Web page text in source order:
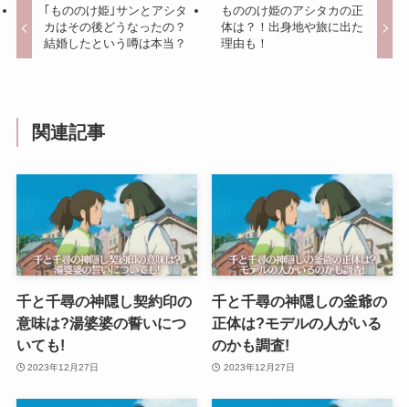
｢もののけ姫｣サンとアシタ
カはその後どうなったの？
結婚したという噂は本当？
もののけ姫のアシタカの正
体は？！出身地や旅に出た
理由も！
関連記事
千と千尋の神隠し契約印の
意味は?湯婆婆の誓いにつ
いても!
2023年12月27日
千と千尋の神隠しの釜爺の
正体は?モデルの人がいる
のかも調査!
2023年12月27日